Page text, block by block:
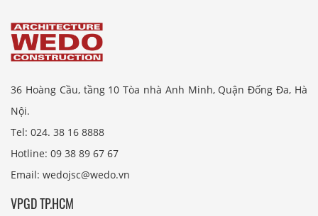
36 Hoàng Cầu, tầng 10 Tòa nhà Anh Minh, Quận Đống Đa, Hà
Nội.
Tel: 024. 38 16 8888
Hotline: 09 38 89 67 67
Email: wedojsc@wedo.vn
VPGD TP.HCM